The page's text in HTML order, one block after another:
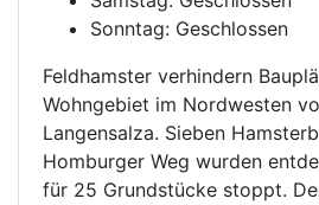
Sonntag: Geschlossen
Feldhamster verhindern
Wohngebiet im Nordwesten
Langensalza. Sieben
Homburger Weg wurden
für 25 Grundstücke stoppt.